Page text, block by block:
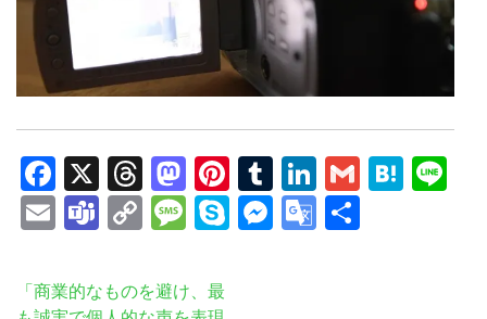
Facebook
X Threads
Mastodon
Pinterest
Tumblr
LinkedIn
Gmail
EmailTeams
CopyMessage
SkypeMessenger
Google
投
「商業的なものを避け、最